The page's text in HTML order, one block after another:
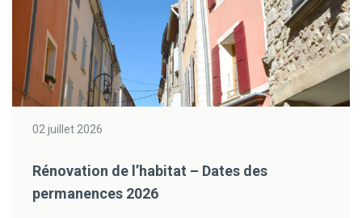
02 juillet 2026
Rénovation de l’habitat – Dates des
permanences 2026